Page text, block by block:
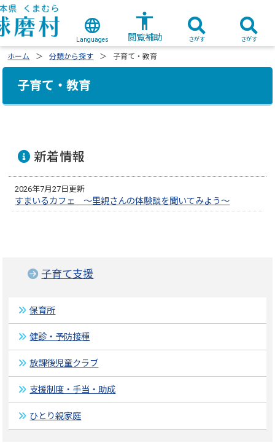
Languages 閲覧補助 さがす さがす
ホーム 分類から探す 子育て・教育
子育て・教育
新着情報
2026年7月27日更新
すまいるカフェ ～里親さんの体験談を聞いてみよう～
子育て支援
保育所
健診・予防接種
放課後児童クラブ
支援制度・手当・助成
ひとり親家庭